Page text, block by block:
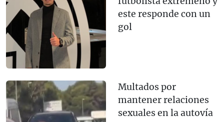
este responde con un
gol
Multados por
mantener relaciones
sexuales en la autovía